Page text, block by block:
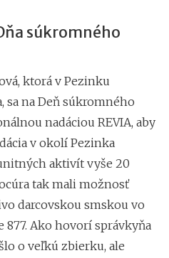
súkromného
ktorá v Pezinku
sa na Deň súkromného
nadáciou REVIA, aby
v okolí Pezinka
aktivít vyše 20
tak mali možnosť
darcovskou smskou vo
877. Ako hovorí správkyňa
o veľkú zbierku, ale